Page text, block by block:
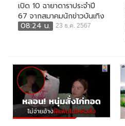
เปิด 10 ฉายาดาราประจำปี
67 จากสมาคมนักข่าวบันเทิง
08:24 น.
23 ธ.ค. 2567